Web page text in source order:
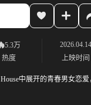
5.3万
热度
2026.04.14
上映时间
中展开的青春男女恋